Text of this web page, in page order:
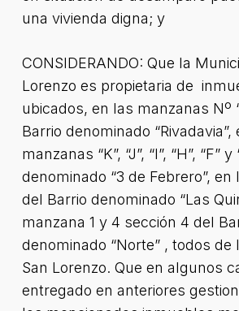
una vivienda digna; y
CONSIDERANDO: Que la
Lorenzo es propietaria de
ubicados, en las manzanas Nº
Barrio denominado “Rivadavia”,
manzanas “K”, “J”, “I”, “H”, “F”
denominado “3 de Febrero”, en
del Barrio denominado “Las
manzana 1 y 4 sección 4 del
denominado “Norte” , todos de
San Lorenzo. Que en algunos
entregado en anteriores